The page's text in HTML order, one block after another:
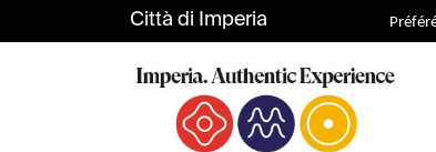
Accueil Sport acquatici a Imperia